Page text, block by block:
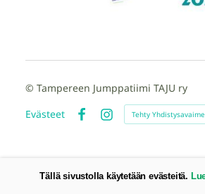
© Tampereen Jumppatiimi TAJU ry
Evästeet
Instagram
Tehty
Tällä sivustolla käytetään evästeitä.